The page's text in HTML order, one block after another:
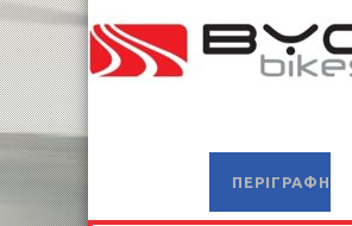
ΠΕΡΙΓΡΑΦΉ